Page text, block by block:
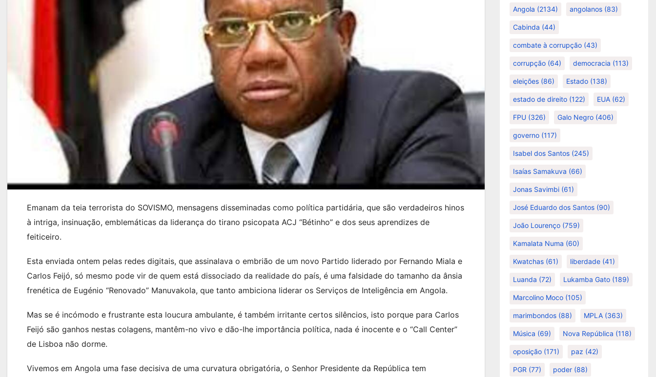
Emanam da teia terrorista do SOVISMO, mensagens disseminadas como política partidária, que são verdadeiros hinos
à intriga, insinuação, emblemáticas da liderança do tirano psicopata ACJ “Bétinho” e dos seus aprendizes de
feiticeiro.
Esta enviada ontem pelas redes digitais, que assinalava o embrião de um novo Partido liderado por Fernando Miala e
Carlos Feijó, só mesmo pode vir de quem está dissociado da realidade do país, é uma falsidade do tamanho da ânsia
frenética de Eugénio “Renovado” Manuvakola, que tanto ambiciona liderar os Serviços de Inteligência em Angola.
Mas se é incómodo e frustrante esta loucura ambulante, é também irritante certos silêncios, isto porque para Carlos
Feijó são ganhos nestas colagens, mantêm-no vivo e dão-lhe importância política, nada é inocente e o “Call Center”
de Lisboa não dorme.
Vivemos em Angola uma fase decisiva de uma curvatura obrigatória, o Senhor Presidente da República tem
Angola (2134) angolanos (83)
Cabinda (44)
combate à corrupção (43)
corrupção (64) democracia (113)
eleições (86) Estado (138)
estado de direito (122) EUA (62)
FPU (326) Galo Negro (406)
governo (117)
Isabel dos Santos (245)
Isaías Samakuva (66)
Jonas Savimbi (61)
José Eduardo dos Santos (90)
João Lourenço (759)
Kamalata Numa (60)
Kwatchas (61) liberdade (41)
Luanda (72) Lukamba Gato (189)
Marcolino Moco (105)
marimbondos (88) MPLA (363)
Música (69) Nova República (118)
oposição (171) paz (42)
PGR (77) poder (88)